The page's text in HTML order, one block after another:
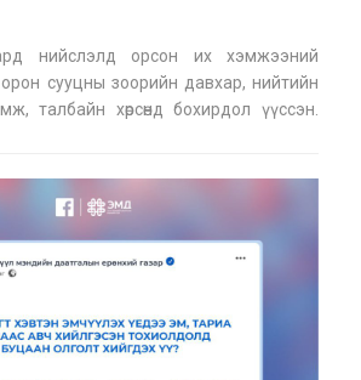
нийслэлд орсон их хэмжээний
сууцны зоорийн давхар, нийтийн
талбайн хөрсөнд бохирдол үүссэн.
хийсэн юм. Энэ талаар Нийсл